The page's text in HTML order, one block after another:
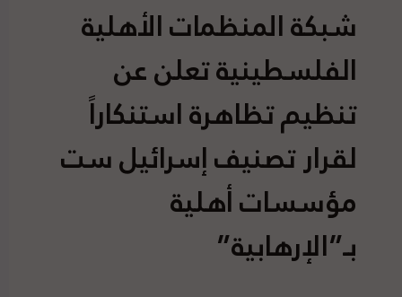
شبكة المنظمات الأهلية
الفلسطينية تعلن عن
تنظيم تظاهرة استنكاراً
لقرار تصنيف إسرائيل ست
مؤسسات أهلية
بـ”الإرهابية”